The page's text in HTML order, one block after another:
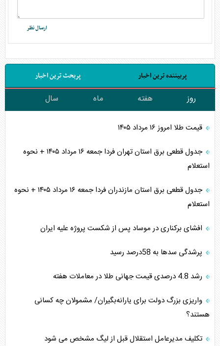
پربیننده ترین اخبار پربحث ترین اخبار
روز هفته ماه سال
قیمت طلا امروز ۱۶ مرداد ۱۴۰۵
جدول قطعی برق استان تهران فردا جمعه ۱۶ مرداد ۱۴۰۵ + نحوه
استعلام
جدول قطعی برق استان مازندران فردا جمعه ۱۶ مرداد ۱۴۰۵ + نحوه
استعلام
افشای برکناری در موساد پس از شکست پروژه علیه ایران
پرشدگی سدها به 58درصد رسید
رشد 4.8 درصدی قیمت جهانی طلا در معاملات هفته
واریزی بزرگ دولت برای یارانه‌بگیران/ مشمولان چه کسانی
هستند؟
تکلیف مدیرعامل استقلال قبل از لیگ مشخص می شود